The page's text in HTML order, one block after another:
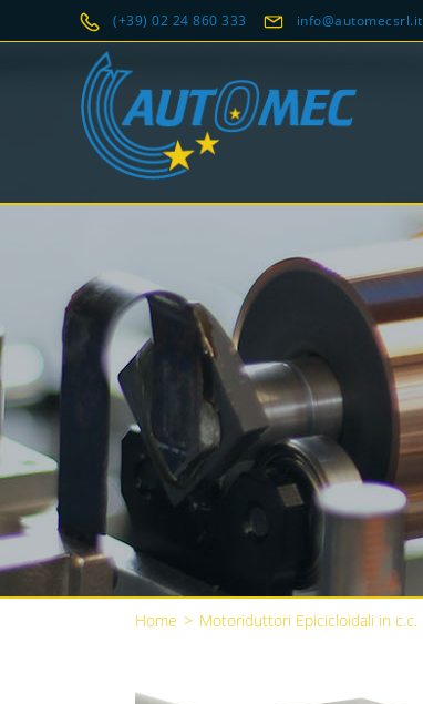
(+39) 02 24 860 333 info@automecsrl.it
Home > Motoriduttori Epicicloidali in c.c.